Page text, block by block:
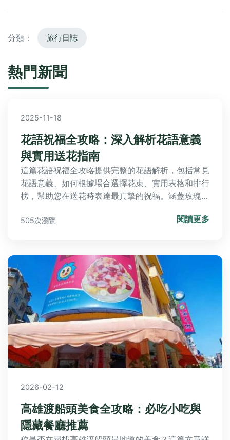
分類： 旅行日誌
熱門新聞
2025-11-18
花語祝福全攻略：深入解析花語意義
與實用送花指南
這篇花語祝福全攻略提供完整的花語解析，包括常見
花語意義、如何根據場合選擇花束、實用表格和排行
榜，幫助您在送花時表達最真摯的祝福。涵蓋玫瑰、
讓您輕鬆掌握花語的奧秘。
505次瀏覽 閱讀更多
2026-02-12
高雄渡船頭美食全攻略：必吃小吃與
隱藏餐廳推薦